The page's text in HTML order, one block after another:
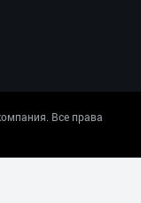
Все права